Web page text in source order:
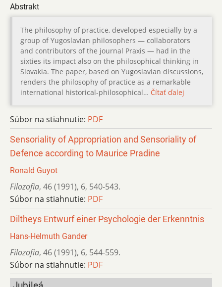
Abstrakt
The philosophy of practice, developed especially by a
group of Yugoslavian philosophers — collaborators
and contributors of the journal Praxis — had in the
sixties its impact also on the philosophical thinking in
Slovakia. The paper, based on Yugoslavian discussions,
renders the philosophy of practice as a remarkable
international historical-philosophical… Čítať ďalej
Súbor na stiahnutie: PDF
Sensoriality of Appropriation and Sensoriality of
Defence according to Maurice Pradine
Ronald Guyot
Filozofia, 46 (1991), 6, 540-543.
Súbor na stiahnutie: PDF
Diltheys Entwurf einer Psychologie der Erkenntnis
Hans-Helmuth Gander
Filozofia, 46 (1991), 6, 544-559.
Súbor na stiahnutie: PDF